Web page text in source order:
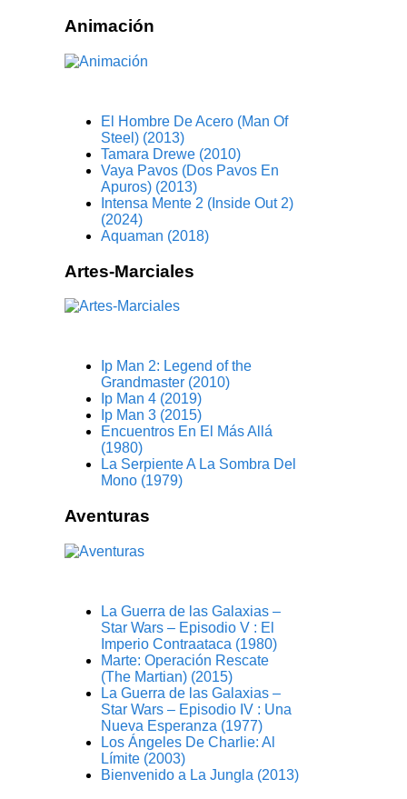
Animación
El Hombre De Acero (Man Of
Steel) (2013)
Tamara Drewe (2010)
Vaya Pavos (Dos Pavos En
Apuros) (2013)
Intensa Mente 2 (Inside Out 2)
(2024)
Aquaman (2018)
Artes-Marciales
Ip Man 2: Legend of the
Grandmaster (2010)
Ip Man 4 (2019)
Ip Man 3 (2015)
Encuentros En El Más Allá
(1980)
La Serpiente A La Sombra Del
Mono (1979)
Aventuras
La Guerra de las Galaxias –
Star Wars – Episodio V : El
Imperio Contraataca (1980)
Marte: Operación Rescate
(The Martian) (2015)
La Guerra de las Galaxias –
Star Wars – Episodio IV : Una
Nueva Esperanza (1977)
Los Ángeles De Charlie: Al
Límite (2003)
Bienvenido a La Jungla (2013)